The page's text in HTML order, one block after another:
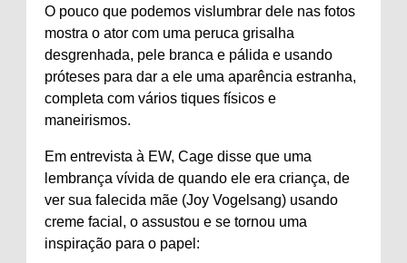
O pouco que podemos vislumbrar dele nas fotos
mostra o ator com uma peruca grisalha
desgrenhada, pele branca e pálida e usando
próteses para dar a ele uma aparência estranha,
completa com vários tiques físicos e
maneirismos.
Em entrevista à EW, Cage disse que uma
lembrança vívida de quando ele era criança, de
ver sua falecida mãe (Joy Vogelsang) usando
creme facial, o assustou e se tornou uma
inspiração para o papel: